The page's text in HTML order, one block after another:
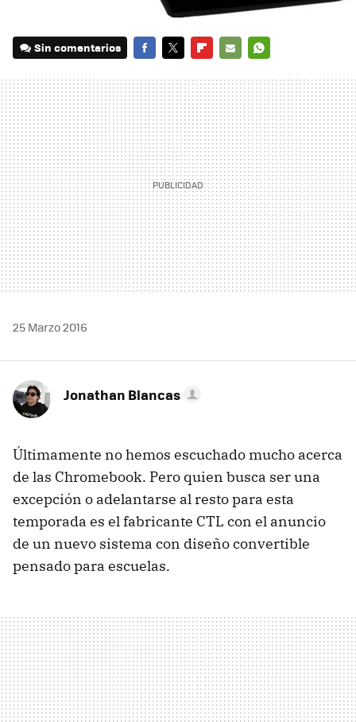
Sin comentarios
MAIL
25 Marzo 2016
Jonathan Blancas
Últimamente no hemos escuchado mucho acerca
de las Chromebook. Pero quien busca ser una
excepción o adelantarse al resto para esta
temporada es el fabricante CTL con el anuncio
de un nuevo sistema con diseño convertible
pensado para escuelas.